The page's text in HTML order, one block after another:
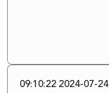
2024-07-24 09:10:22